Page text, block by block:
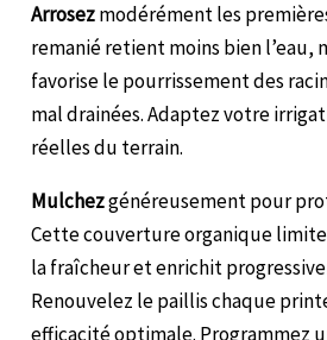
Arrosezmodérément les
remanié retient moins bien l’eau,
favorise le pourrissement des
mal drainées. Adaptez votre
réelles du terrain.
Mulchezgénéreusement pour
Cette couverture organique
la fraîcheur et enrichit
Renouvelez le paillis chaque
efficacité optimale. Programmez